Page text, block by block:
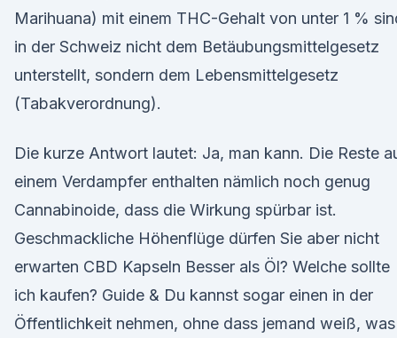
Marihuana) mit einem THC-Gehalt von unter 1 %
in der Schweiz nicht dem Betäubungsmittelgesetz
unterstellt, sondern dem Lebensmittelgesetz
(Tabakverordnung).
Die kurze Antwort lautet: Ja, man kann. Die Reste
einem Verdampfer enthalten nämlich noch genug
Cannabinoide, dass die Wirkung spürbar ist.
Geschmackliche Höhenflüge dürfen Sie aber nicht
erwarten CBD Kapseln Besser als Öl? Welche sollte
ich kaufen? Guide & Du kannst sogar einen in der
Öffentlichkeit nehmen, ohne dass jemand weiß, was